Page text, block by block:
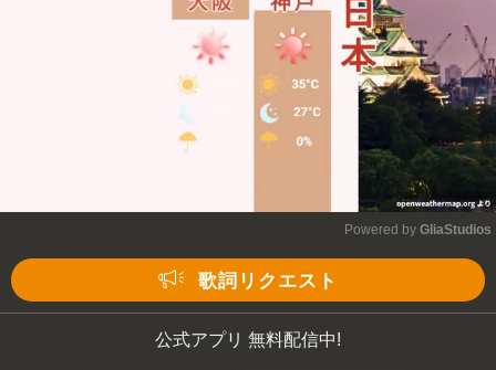
Powered by GliaStudios
歌詞リクエスト
公式アプリ 無料配信中!